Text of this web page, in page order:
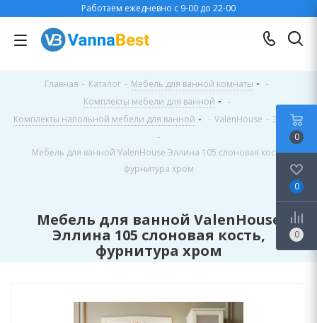
Работаем ежедневно с 9-00 до 22-00
Главная - Каталог - Мебель для ванной комнаты
-
Комплекты мебели для ванной
-
Комплекты напольной мебели для ванной
- ValenHouse - Эллина
-
Мебель для ванной ValenHouse Эллина 105 слоновая кость,
фурнитура хром
Мебель для ванной ValenHouse
Эллина 105 слоновая кость,
фурнитура хром
0
0
0